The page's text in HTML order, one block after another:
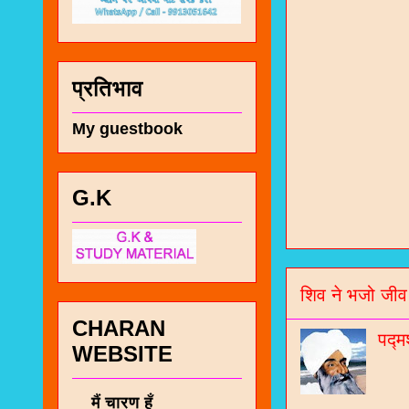
शिव ने भजो जीव
प्रतिभाव
My guestbook
G.K
CHARAN
WEBSITE
मैं चारण हूँ